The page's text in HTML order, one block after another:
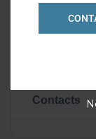
Overview
Contacts